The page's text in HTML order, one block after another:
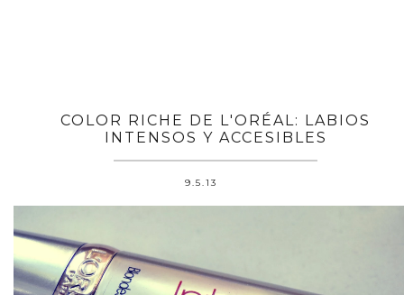
COLOR RICHE DE L'ORÉAL: LABIOS
INTENSOS Y ACCESIBLES
9.5.13